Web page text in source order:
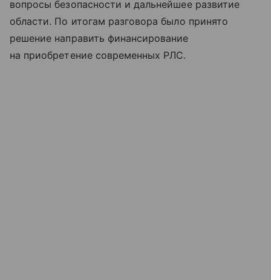
вопросы безопасности и дальнейшее развитие
области. По итогам разговора было принято
решение направить финансирование
на приобретение современных РЛС.